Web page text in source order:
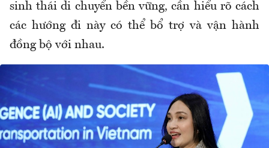
sinh thái di chuyển bền vững, cần hiểu rõ cách
các hướng đi này có thể bổ trợ và vận hành
đồng bộ với nhau.